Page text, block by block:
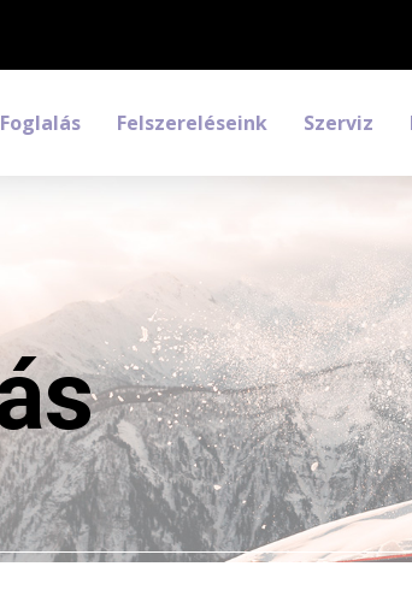
Foglalás Felszereléseink Szerviz